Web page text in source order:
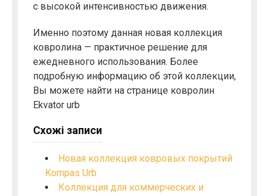
с высокой интенсивностью движения.
Именно поэтому данная новая коллекция
ковролина — практичное решение для
ежедневного использования. Более
подробную информацию об этой коллекции,
Вы можете найти на странице ковролин
Ekvator urb
Схожі записи
Новая коллекция ковровых покрытий
Kompas Urb
Коллекция для коммерческих и